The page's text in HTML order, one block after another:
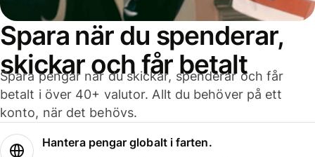
Spara när du spenderar,
skickar och får betalt
Spara pengar när du skickar, spenderar och får
betalt i över 40+ valutor. Allt du behöver på ett
konto, när det behövs.
Hantera pengar globalt i farten.